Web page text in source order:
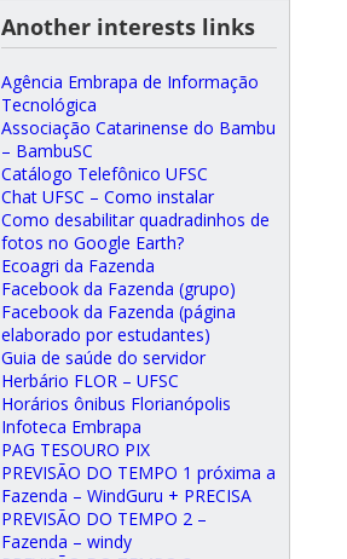
Another interests links
Agência Embrapa de Informação
Tecnológica
Associação Catarinense do Bambu
– BambuSC
Catálogo Telefônico UFSC
Chat UFSC – Como instalar
Como desabilitar quadradinhos de
fotos no Google Earth?
Ecoagri da Fazenda
Facebook da Fazenda (grupo)
Facebook da Fazenda (página
elaborado por estudantes)
Guia de saúde do servidor
Herbário FLOR – UFSC
Horários ônibus Florianópolis
Infoteca Embrapa
PAG TESOURO PIX
PREVISÃO DO TEMPO 1 próxima a
Fazenda – WindGuru + PRECISA
PREVISÃO DO TEMPO 2 –
Fazenda – windy